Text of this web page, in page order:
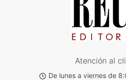
Atención al
De lunes a viernes de